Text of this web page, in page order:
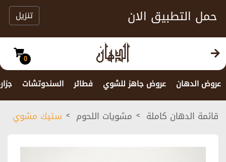
حمل التطبيق الان تنزيل
0
عروض الدهان عروض جاهز للشوي فطائر السندوتشات
قائمة الدهان كاملة مشويات اللحوم ستيك مشوي